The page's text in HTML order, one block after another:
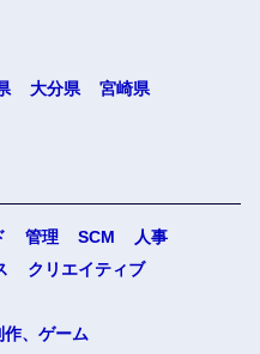
大分県
宮崎県
管理 SCM
人事
クリエイティブ
、ゲーム